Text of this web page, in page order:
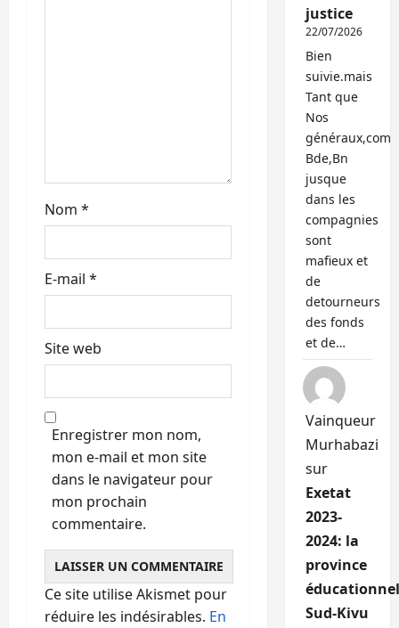
e
Nom *
E-mail *
Site web
Enregistrer mon nom,
mon e-mail et mon site
dans le navigateur pour
mon prochain
commentaire.
Ce site utilise Akismet pour
réduire les indésirables. En
justice
22/07/2026
Bien
suivie.mais
Tant que
Nos
généraux,com
Bde,Bn
jusque
dans les
compagnies
sont
mafieux et
de
detourneurs
des fonds
et de…
Vainqueur
Murhabazi
sur
Exetat
2023-
2024: la
province
Sud-Kivu